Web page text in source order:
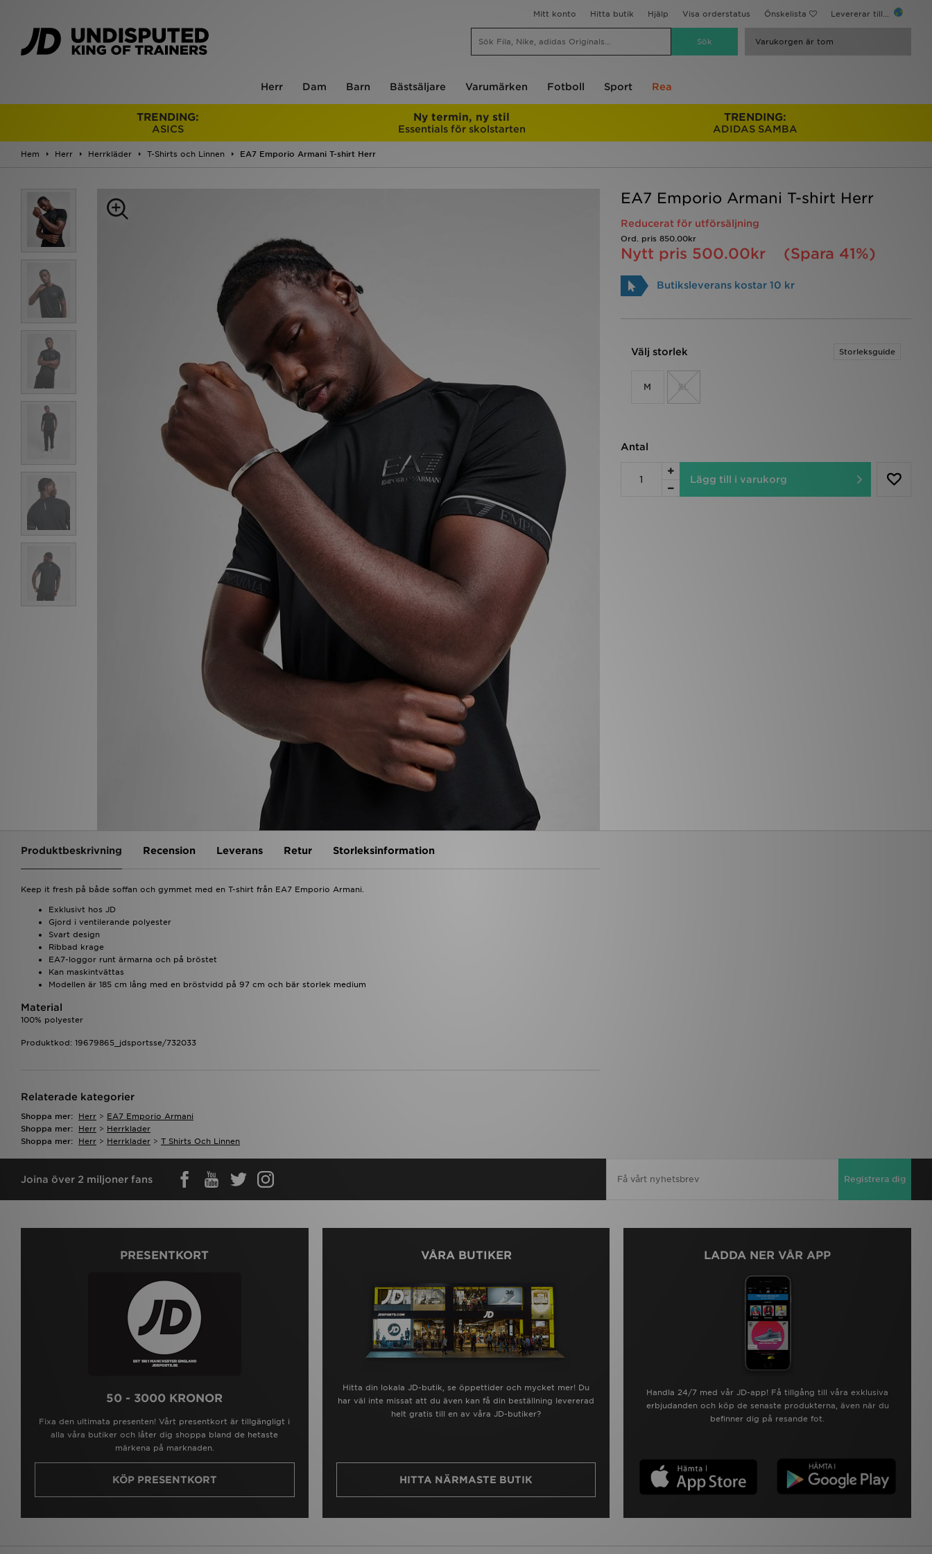
Mitt konto Hitta butik Hjälp Visa orderstatus Önskelista Levererar till...
Varukorgen är tom
Herr Dam Barn Bästsäljare Varumärken Fotboll Sport Rea
TRENDING:
ASICS
Ny termin, ny stil
Essentials för skolstarten
TRENDING:
ADIDAS SAMBA
Hem Herr Herrkläder T-Shirts och Linnen EA7 Emporio Armani T-shirt Herr
EA7 Emporio Armani T-shirt Herr
Reducerat för utförsäljning
Ord. pris 850.00kr
Nytt pris 500.00kr (Spara 41%)
Butiksleverans kostar 10 kr
Välj storlek Storleksguide
M XL
Antal
Lägg till i varukorg
Produktbeskrivning Recension Leverans Retur Storleksinformation
Keep it fresh på både soffan och gymmet med en T-shirt från EA7 Emporio Armani.
Exklusivt hos JD
Gjord i ventilerande polyester
Svart design
Ribbad krage
EA7-loggor runt ärmarna och på bröstet
Kan maskintvättas
Modellen är 185 cm lång med en bröstvidd på 97 cm och bär storlek medium
Material
100% polyester
Produktkod: 19679865_jdsportsse/732033
Relaterade kategorier
Shoppa mer: Herr > EA7 Emporio Armani
Shoppa mer:
Herr > Herrklader
Shoppa mer:
Herr > Herrklader > T Shirts Och Linnen
Joina över 2 miljoner fans Registrera dig
PRESENTKORT
50 - 3000 KRONOR
Fixa den ultimata presenten! Vårt presentkort är tillgängligt i
alla våra butiker och låter dig shoppa bland de hetaste
märkena på marknaden.
KÖP PRESENTKORT
VÅRA BUTIKER
Hitta din lokala JD-butik, se öppettider och mycket mer! Du
har väl inte missat att du även kan få din beställning levererad
helt gratis till en av våra JD-butiker?
HITTA NÄRMASTE BUTIK
LADDA NER VÅR APP
Handla 24/7 med vår JD-app! Få tillgång till våra exklusiva
erbjudanden och köp de senaste produkterna, även när du
befinner dig på resande fot.